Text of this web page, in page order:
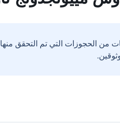
من الحجوزات التي تم التحقق